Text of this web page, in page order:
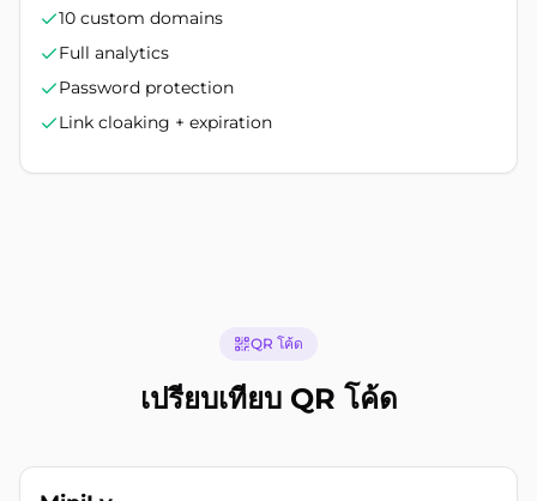
10 custom domains
Full analytics
Password protection
Link cloaking + expiration
QR โค้ด
เปรียบเทียบ QR โค้ด